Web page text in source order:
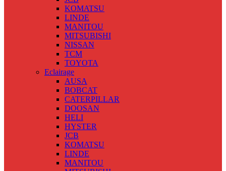
KOMATSU
LINDE
MANITOU
MITSUBISHI
NISSAN
TCM
TOYOTA
Eclairage
AUSA
BOBCAT
CATERPILLAR
DOOSAN
HELI
HYSTER
JCB
KOMATSU
LINDE
MANITOU